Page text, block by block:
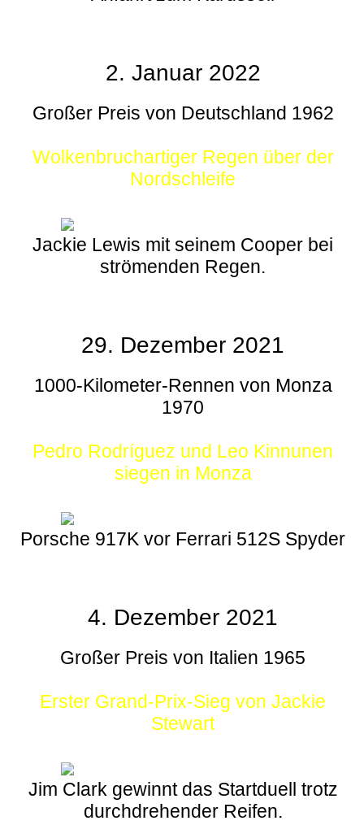
2. Januar 2022
Großer Preis von Deutschland 1962
Wolkenbruchartiger Regen über der
Nordschleife
Jackie Lewis mit seinem Cooper bei
strömenden Regen.
29. Dezember 2021
1000-Kilometer-Rennen von Monza
1970
Pedro Rodríguez und Leo Kinnunen
siegen in Monza
Porsche 917K vor Ferrari 512S Spyder
4. Dezember 2021
Großer Preis von Italien 1965
Erster Grand-Prix-Sieg von Jackie
Stewart
Jim Clark gewinnt das Startduell trotz
durchdrehender Reifen.